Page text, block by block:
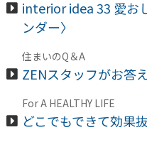
interior idea 33 愛お
ンダー〉
住まいのQ＆A
ZENスタッフがお答
For A HEALTHY LIFE
どこでもできて効果